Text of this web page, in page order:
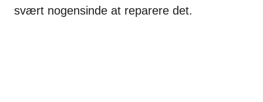
svært nogensinde at reparere det.